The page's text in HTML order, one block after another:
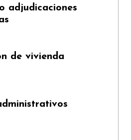
adjudicaciones
de vivienda